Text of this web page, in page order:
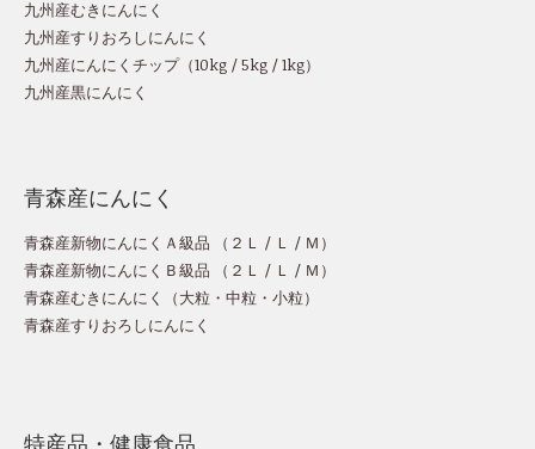
九州産むきにんにく
九州産すりおろしにんにく
九州産にんにくチップ（10kg /5kg /1kg）
九州産黒にんにく
青森産にんにく
青森産新物にんにくＡ級品 （ ２Ｌ / Ｌ / Ｍ ）
青森産新物にんにくＢ級品 （ ２Ｌ / Ｌ / Ｍ ）
青森産むきにんにく（大粒 ・ 中粒 ・ 小粒）
青森産すりおろしにんにく
特産品・健康食品